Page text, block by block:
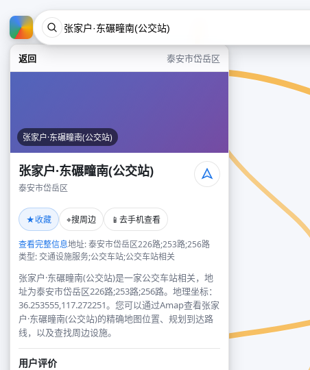
返回 泰安市岱岳区
张家户·东碾疃南(公交站)
张家户·东碾疃南(公交站)
泰安市岱岳区
★收藏 ⌖搜周边 📱 去手机查看
查看完整信息地址: 泰安市岱岳区226路;253路;256路
类型: 交通设施服务;公交车站;公交车站相关
张家户·东碾疃南(公交站)是一家公交车站相关，地
址为泰安市岱岳区226路;253路;256路。地理坐标：
36.253555,117.272251。您可以通过Amap查看张家
户·东碾疃南(公交站)的精确地图位置、规划到达路
线，以及查找周边设施。
用户评价